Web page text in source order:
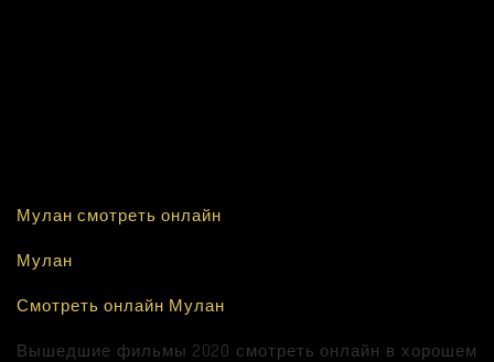
Мулан смотреть онлайн
Мулан
Смотреть онлайн Мулан
Вышедшие фильмы 2020 смотреть онлайн в хорошем